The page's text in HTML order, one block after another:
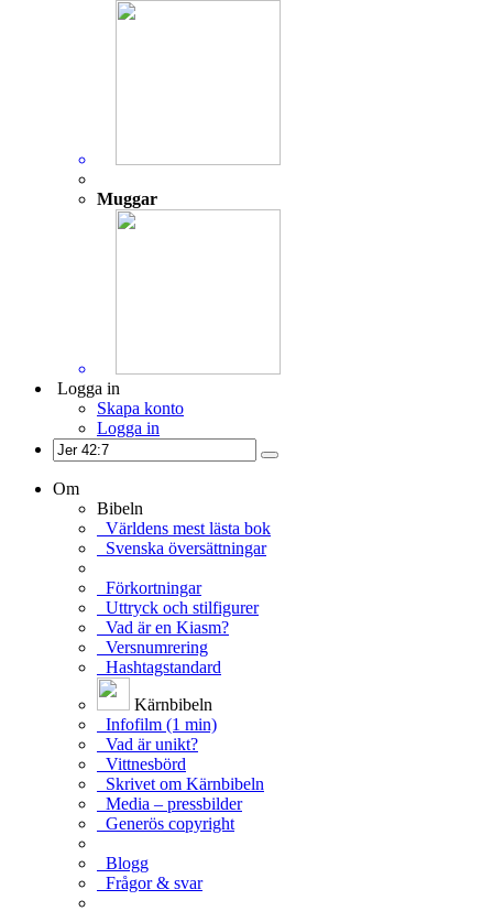
Muggar
Logga in
Skapa konto
Logga in
Om
Bibeln
Världens mest lästa bok
Svenska översättningar
Förkortningar
Uttryck och stilfigurer
Vad är en Kiasm?
Versnumrering
Hashtagstandard
Kärnbibeln
Infofilm (1 min)
Vad är unikt?
Vittnesbörd
Skrivet om Kärnbibeln
Media – pressbilder
Generös copyright
Blogg
Frågor & svar